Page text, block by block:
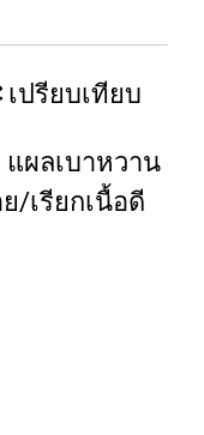
เปรียบเทียบ
ผลเบาหวาน
/เรียกเนื้อดี